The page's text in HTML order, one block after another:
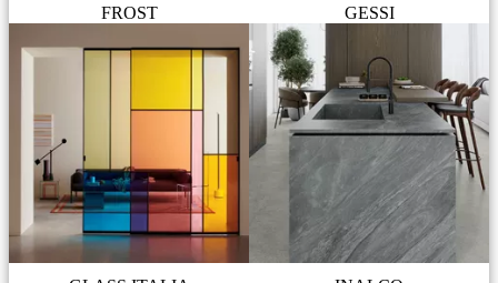
FROST GESSI